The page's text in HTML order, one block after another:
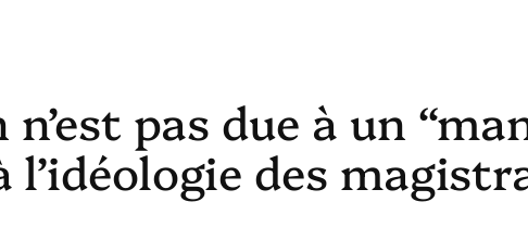
pas due à un
l’idéologie des